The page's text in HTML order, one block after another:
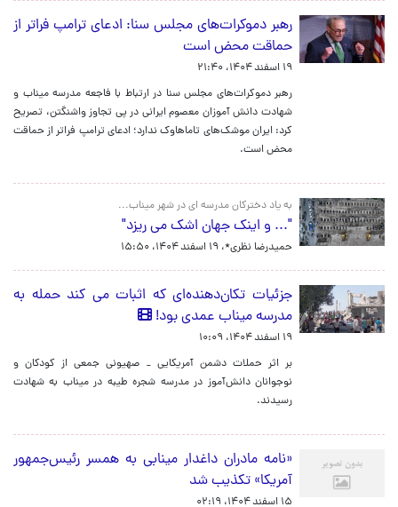
رهبر دموکرات‌های مجلس سنا: ادعای ترامپ فراتر از
حماقت محض است
۱۹ اسفند ۱۴۰۴، ۲۱:۴۰
رهبر دموکرات‌های مجلس سنا در ارتباط با فاجعه مدرسه میناب و
شهادت دانش آموزان معصوم ایرانی در پی تجاوز واشنگتن، تصریح
کرد: ایران موشک‌های تاماهاوک ندارد؛ ادعای ترامپ فراتر از حماقت
محض است.
به یاد دخترکان مدرسه ای در شهر میناب...
"... و اینک جهان اشک می ریزد"
حمیدرضا نظری*، ۱۹ اسفند ۱۴۰۴، ۱۵:۵۰
جزئیات تکان‌دهنده‌ای که اثبات می کند حمله به
مدرسه میناب عمدی بود!
۱۹ اسفند ۱۴۰۴، ۱۰:۰۹
بر اثر حملات دشمن آمریکایی _ صهیونی جمعی از کودکان و
نوجوانان دانش‌آموز در مدرسه‌ شجره طیبه در میناب به شهادت
رسیدند.
«نامه مادران داغدار مینابی به همسر رئیس‌جمهور
آمریکا» تکذیب شد
۱۵ اسفند ۱۴۰۴، ۰۲:۱۹